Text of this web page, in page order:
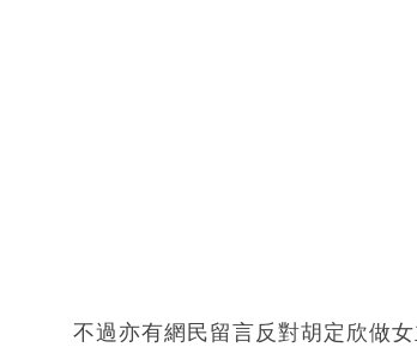
不過亦有網民留言反對胡定欣做